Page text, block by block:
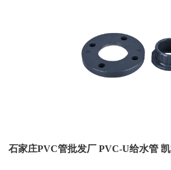
石家庄PVC管批发厂 PVC-U给水管